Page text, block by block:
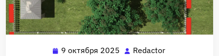
9 октября 2025 9
Redactor